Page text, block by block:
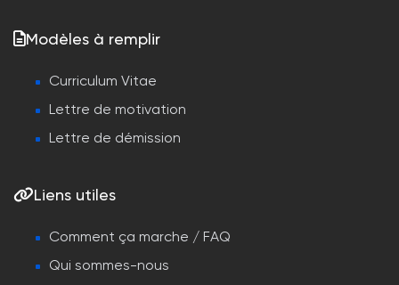
Modèles à remplir
Curriculum Vitae
Lettre de motivation
Lettre de démission
Liens utiles
Comment ça marche / FAQ
Qui sommes-nous